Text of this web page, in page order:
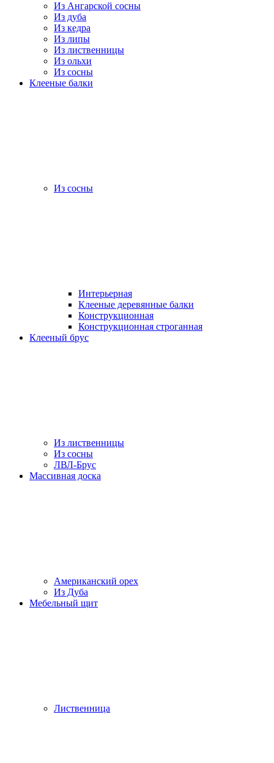
Из Ангарской сосны
Из дуба
Из кедра
Из липы
Из лиственницы
Из ольхи
Из сосны
Клееные балки
Из сосны
Интерьерная
Клееные деревянные балки
Конструкционная
Конструкционная строганная
Клееный брус
Из лиственницы
Из сосны
ЛВЛ-Брус
Массивная доска
Американский орех
Из Дуба
Мебельный щит
Лиственница